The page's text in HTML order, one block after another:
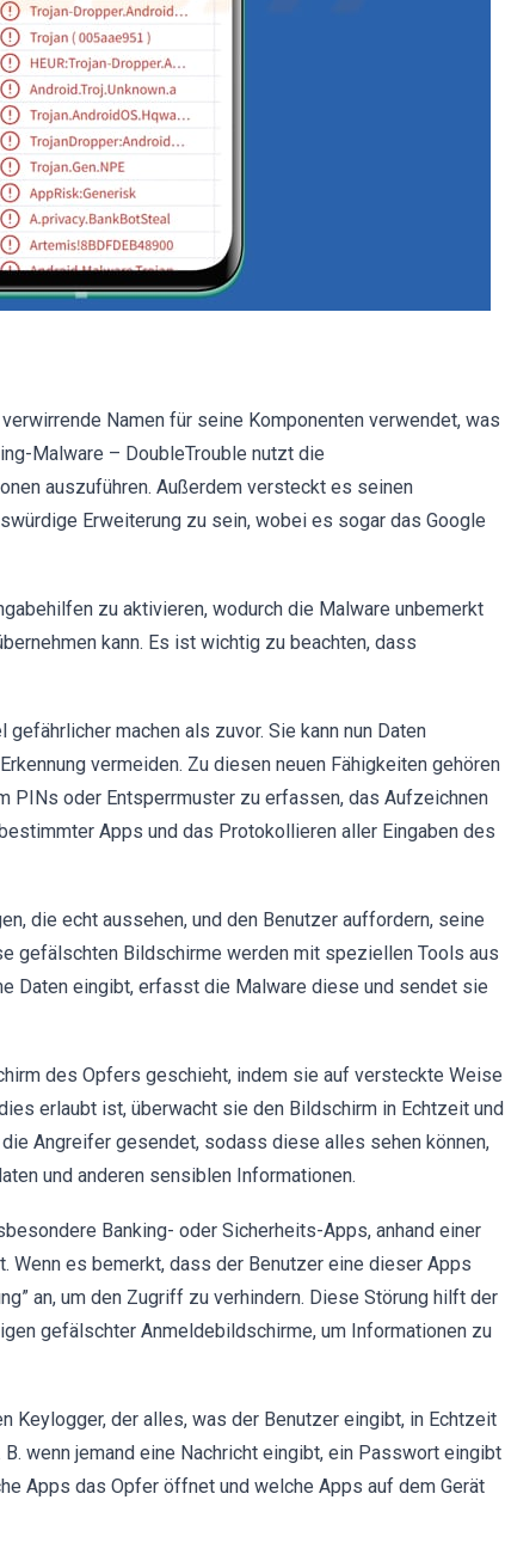
Namen für seine Komponenten verwendet, was
Malware – DoubleTrouble nutzt die
auszuführen. Außerdem versteckt es seinen
Erweiterung zu sein, wobei es sogar das Google
zu aktivieren, wodurch die Malware unbemerkt
kann. Es ist wichtig zu beachten, dass
machen als zuvor. Sie kann nun Daten
vermeiden. Zu diesen neuen Fähigkeiten gehören
PINs oder Entsperrmuster zu erfassen, das Aufzeichnen
Apps und das Protokollieren aller Eingaben des
die echt aussehen, und den Benutzer auffordern, seine
gefälschten Bildschirme werden mit speziellen Tools aus
Daten eingibt, erfasst die Malware diese und sendet sie
des Opfers geschieht, indem sie auf versteckte Weise
erlaubt ist, überwacht sie den Bildschirm in Echtzeit und
Angreifer gesendet, sodass diese alles sehen können,
und anderen sensiblen Informationen.
Banking- oder Sicherheits-Apps, anhand einer
es bemerkt, dass der Benutzer eine dieser Apps
an, um den Zugriff zu verhindern. Diese Störung hilft der
gefälschter Anmeldebildschirme, um Informationen zu
Keylogger, der alles, was der Benutzer eingibt, in Echtzeit
wenn jemand eine Nachricht eingibt, ein Passwort eingibt
Apps das Opfer öffnet und welche Apps auf dem Gerät